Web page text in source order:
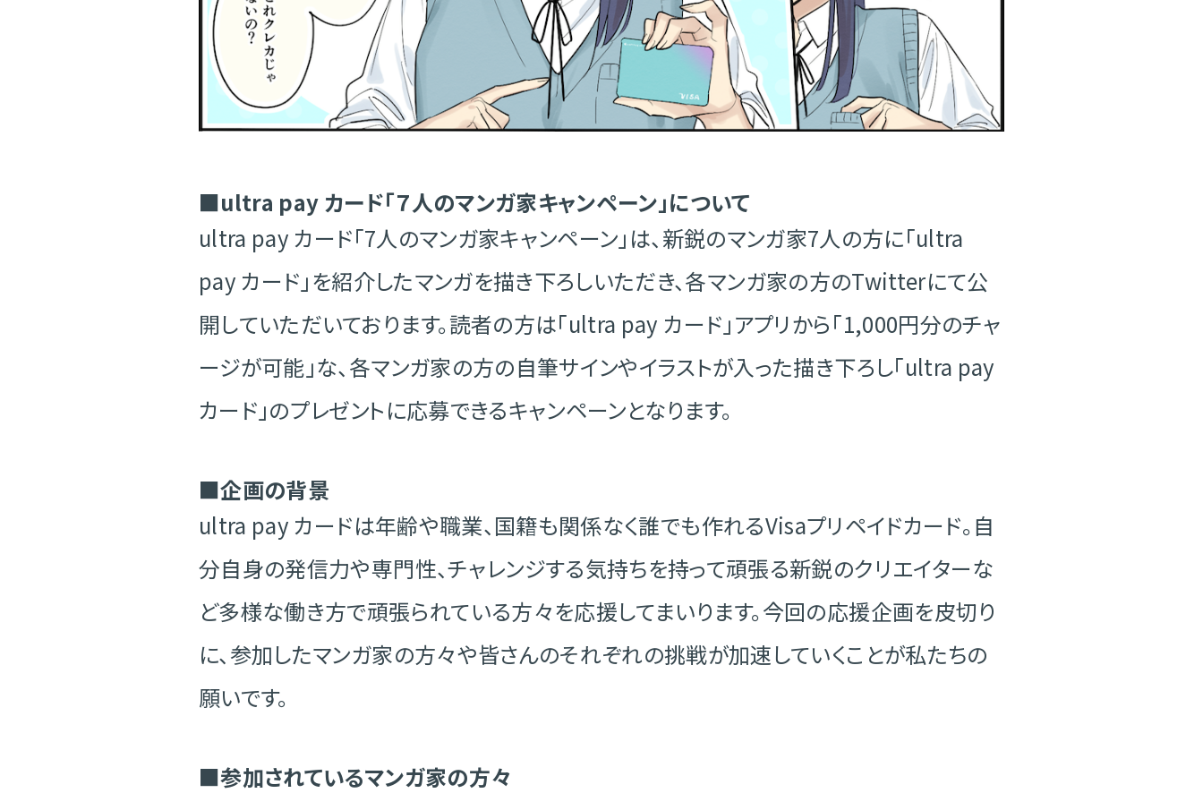
■ultra pay カード「７人のマンガ家キャンペーン」について
ultra pay カード「7人のマンガ家キャンペーン」は、新鋭のマンガ家7人の方に「ultra
pay カード」を紹介したマンガを描き下ろしいただき、各マンガ家の方のTwitterにて公
開していただいております。読者の方は「ultra pay カード」アプリから「1,000円分のチャ
ージが可能」な、各マンガ家の方の自筆サインやイラストが入った描き下ろし「ultra pay
カード」のプレゼントに応募できるキャンペーンとなります。
■企画の背景
ultra pay カードは年齢や職業、国籍も関係なく誰でも作れるVisaプリペイドカード。自
分自身の発信力や専門性、チャレンジする気持ちを持って頑張る新鋭のクリエイターな
ど多様な働き方で頑張られている方々を応援してまいります。今回の応援企画を皮切り
に、参加したマンガ家の方々や皆さんのそれぞれの挑戦が加速していくことが私たちの
願いです。
■参加されているマンガ家の方々